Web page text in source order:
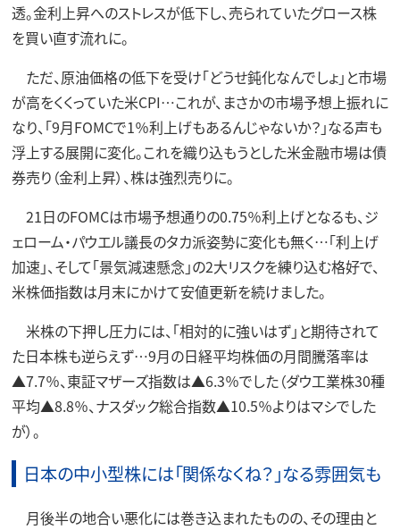
透。金利上昇へのストレスが低下し、売られていたグロース株
を買い直す流れに。
ただ、原油価格の低下を受け「どうせ鈍化なんでしょ」と市場
が高をくくっていた米CPI…これが、まさかの市場予想上振れに
なり、「9月FOMCで1％利上げもあるんじゃないか？」なる声も
浮上する展開に変化。これを織り込もうとした米金融市場は債
券売り（金利上昇）、株は強烈売りに。
21日のFOMCは市場予想通りの0.75％利上げとなるも、ジ
ェローム・パウエル議長のタカ派姿勢に変化も無く…「利上げ
加速」、そして「景気減速懸念」の2大リスクを練り込む格好で、
米株価指数は月末にかけて安値更新を続けました。
米株の下押し圧力には、「相対的に強いはず」と期待されて
た日本株も逆らえず…9月の日経平均株価の月間騰落率は
▲7.7％、東証マザーズ指数は▲6.3％でした（ダウ工業株30種
平均▲8.8％、ナスダック総合指数▲10.5％よりはマシでした
が）。
日本の中小型株には「関係なくね？」なる雰囲気も
月後半の地合い悪化には巻き込まれたものの、その理由と